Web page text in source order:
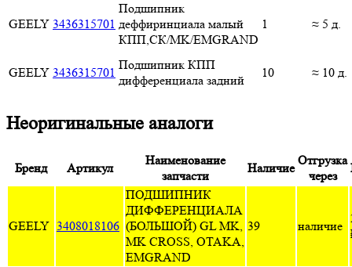
GEELY 3436315701
Подшипник
деффиринциала малый
КПП,СК/MK/EMGRAND
1 ≈ 5 д.
GEELY 3436315701
Подшипник КПП
дифференциала задний
10 ≈ 10 д.
Неоригинальные аналоги
Бренд Артикул
Наименование
запчасти
Наличие
Отгрузка
через
GEELY 3408018106
ПОДШИПНИК
ДИФФЕРЕНЦИАЛА
(БОЛЬШОЙ) GL MK,
MK CROSS, OTAKA,
EMGRAND
39 наличие